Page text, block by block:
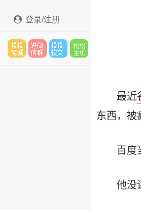
登录/注册
最近
东西，被
百度
他没